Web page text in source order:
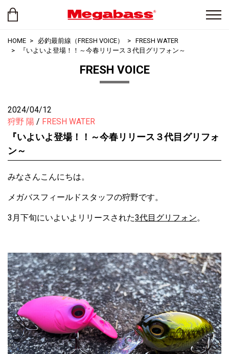
HOME 必釣最前線（FRESH VOICE）
FRESH WATER
『いよいよ登場！！～今春リリース３代目グリフォン～
FRESH VOICE
2024/04/12
狩野 陽
FRESH WATER
『いよいよ登場！！～今春リリース３代目グリフォ
ン～
みなさんこんにちは。
メガバスフィールドスタッフの狩野です。
3月下旬にいよいよリリースされた3代目グリフォン。